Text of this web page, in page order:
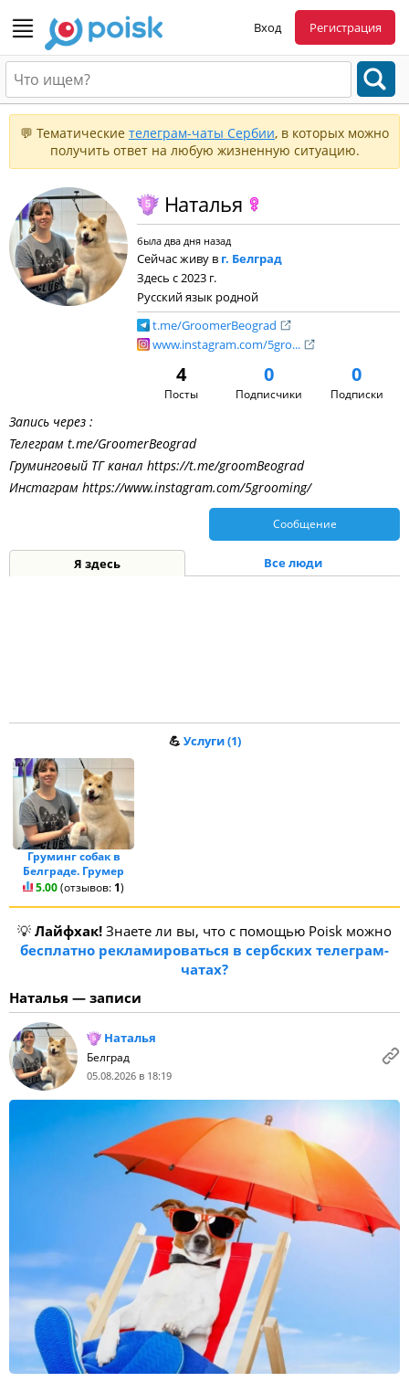
Вход Регистрация
💬 Тематические телеграм-чаты Сербии, в которых можно
получить ответ на любую жизненную ситуацию.
Наталья
была два дня назад
Сейчас живу в г. Белград
Здесь с 2023 г.
Русский язык родной
t.me/GroomerBeograd
www.instagram.com/5gro...
4
Посты
0
Подписчики
0
Подписки
Запись через :
Телеграм t.me/GroomerBeograd
Груминговый ТГ канал https://t.me/groomBeograd
Инстаграм https://www.instagram.com/5grooming/
Сообщение
Я здесь Все люди
💪 Услуги (1)
Груминг собак в
Белграде. Грумер
5.00(отзывов: 1)
💡 Лайфхак! Знаете ли вы, что с помощью Poisk можно
бесплатно рекламироваться в сербских телеграм-
чатах?
Наталья — записи
Наталья
Белград
05.08.2026 в 18:19